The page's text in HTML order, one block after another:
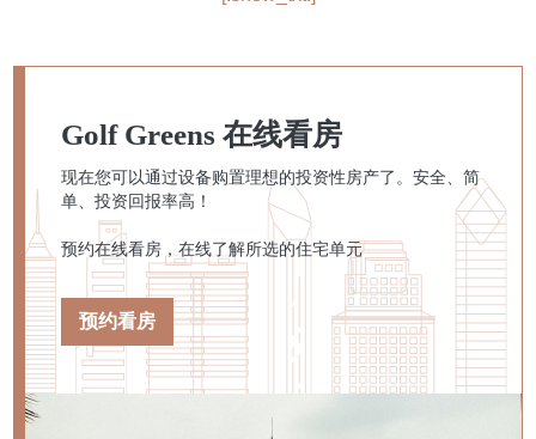
Golf Greens 在线看房
现在您可以通过设备购置理想的投资性房产了。安全、简
单、投资回报率高！
预约在线看房，在线了解所选的住宅单元
预约看房